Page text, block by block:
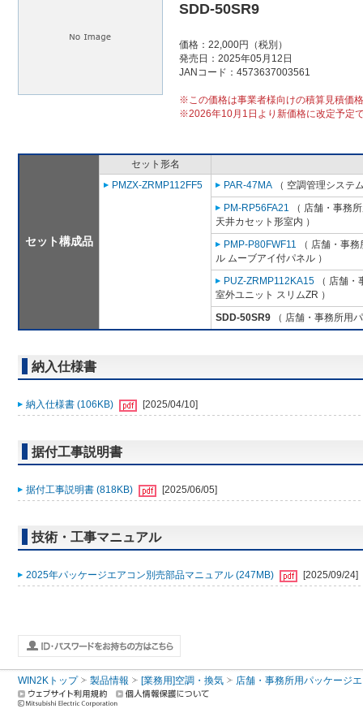
SDD-50SR9
価格：22,000円（税別）
発売日：2025年05月12日
JANコード：4573637003561
※この価格は事業者様向けの積算見積価
※2026年10月1日より新価格に改定予定
セット構成品
セット形名
PMZX-ZRMP112FF5
PAR-47MA （ 空調管理システ
PM-RP56FA21 （ 店舗・事務
天井カセット形室内 ）
PMP-P80FWF11 （ 店舗・事
ル ムーブアイ付パネル ）
PUZ-ZRMP112KA15 （ 店舗
室外ユニット スリムZR ）
SDD-50SR9 （ 店舗・事務所用
納入仕様書
納入仕様書 (106KB) [2025/04/10]
据付工事説明書
据付工事説明書 (818KB) [2025/06/05]
技術・工事マニュアル
2025年パッケージエアコン別売部品マニュアル (247MB) [2025/09/24]
WIN2Kトップ 製品情報 [業務用]空調・換気 店舗・事務所用パッケージ